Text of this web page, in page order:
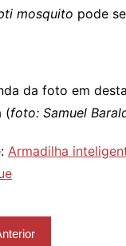
mosquito pode
da foto em
(foto: Samuel
Armadilha